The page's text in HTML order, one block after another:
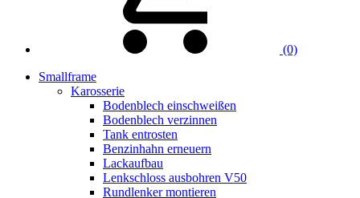
(0)
Smallframe
Karosserie
Bodenblech einschweißen
Bodenblech verzinnen
Tank entrosten
Benzinhahn erneuern
Lackaufbau
Lenkschloss ausbohren V50
Rundlenker montieren